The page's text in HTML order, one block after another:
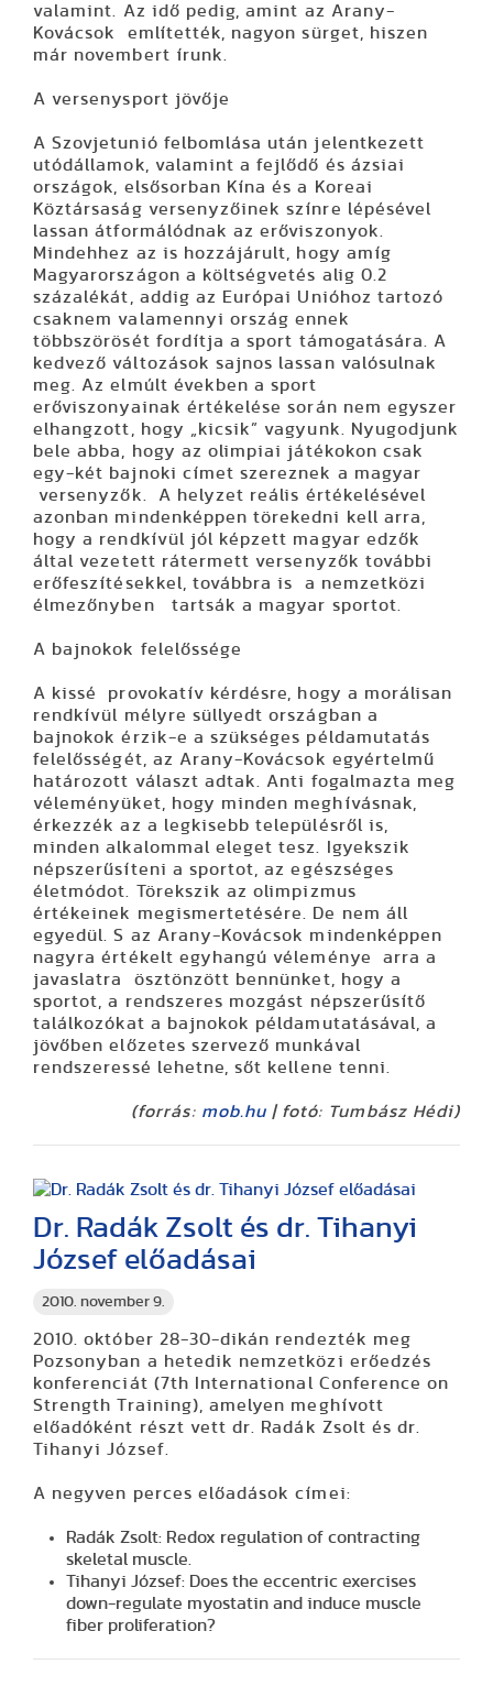
valamint. Az idő pedig, amint az Arany-
Kovácsok említették, nagyon sürget, hiszen
már novembert írunk.
A versenysport jövője
A Szovjetunió felbomlása után jelentkezett
utódállamok, valamint a fejlődő és ázsiai
országok, elsősorban Kína és a Koreai
Köztársaság versenyzőinek színre lépésével
lassan átformálódnak az erőviszonyok.
Mindehhez az is hozzájárult, hogy amíg
Magyarországon a költségvetés alig 0.2
százalékát, addig az Európai Unióhoz tartozó
csaknem valamennyi ország ennek
többszörösét fordítja a sport támogatására. A
kedvező változások sajnos lassan valósulnak
meg. Az elmúlt években a sport
erőviszonyainak értékelése során nem egyszer
elhangzott, hogy „kicsik” vagyunk. Nyugodjunk
bele abba, hogy az olimpiai játékokon csak
egy-két bajnoki címet szereznek a magyar
versenyzők. A helyzet reális értékelésével
azonban mindenképpen törekedni kell arra,
hogy a rendkívül jól képzett magyar edzők
által vezetett rátermett versenyzők további
erőfeszítésekkel, továbbra is a nemzetközi
élmezőnyben tartsák a magyar sportot.
A bajnokok felelőssége
A kissé provokatív kérdésre, hogy a morálisan
rendkívül mélyre süllyedt országban a
bajnokok érzik-e a szükséges példamutatás
felelősségét, az Arany-Kovácsok egyértelmű
határozott választ adtak. Anti fogalmazta meg
véleményüket, hogy minden meghívásnak,
érkezzék az a legkisebb településről is,
minden alkalommal eleget tesz. Igyekszik
népszerűsíteni a sportot, az egészséges
életmódot. Törekszik az olimpizmus
értékeinek megismertetésére. De nem áll
egyedül. S az Arany-Kovácsok mindenképpen
nagyra értékelt egyhangú véleménye arra a
javaslatra ösztönzött bennünket, hogy a
sportot, a rendszeres mozgást népszerűsítő
találkozókat a bajnokok példamutatásával, a
jövőben előzetes szervező munkával
rendszeressé lehetne, sőt kellene tenni.
(forrás: mob.hu| fotó: Tumbász Hédi)
2010. november 9.
Dr. Radák Zsolt és dr. Tihanyi
József előadásai
2010. október 28-30-dikán rendezték meg
Pozsonyban a hetedik nemzetközi erőedzés
konferenciát (7th International Conference on
Strength Training), amelyen meghívott
előadóként részt vett dr. Radák Zsolt és dr.
Tihanyi József.
A negyven perces előadások címei:
Radák Zsolt: Redox regulation of contracting
skeletal muscle.
Tihanyi József: Does the eccentric exercises
down-regulate myostatin and induce muscle
fiber proliferation?